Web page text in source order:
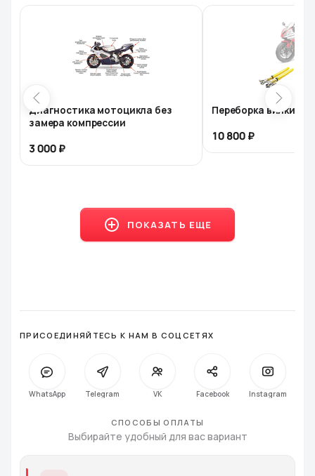
Диагностика мотоцикла без
замера компрессии
3 000
Переборка вилки
10 800
ПОКАЗАТЬ ЕЩЕ
ПРИСОЕДИНЯЙТЕСЬ К НАМ В СОЦСЕТЯХ
СПОСОБЫ ОПЛАТЫ
Выбирайте удобный для вас вариант